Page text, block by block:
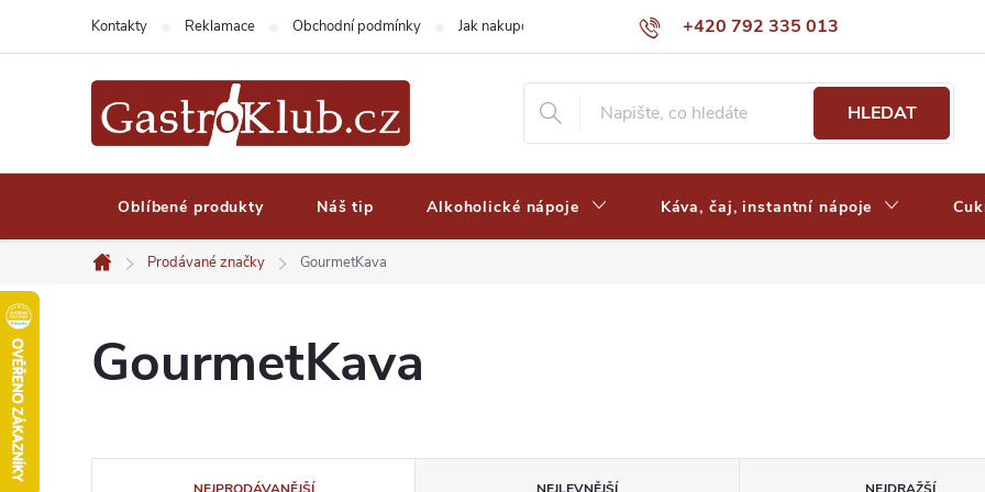
+420 792 335 013
Kontakty Reklamace Obchodní podmínky Jak nakupovat Výdejní místa a ceny dopravy Často kladené otázky
HLEDAT
Oblíbené produkty Náš tip Alkoholické nápoje Káva, čaj, instantní nápoje
Domů
Prodávané značky GourmetKava
GourmetKava